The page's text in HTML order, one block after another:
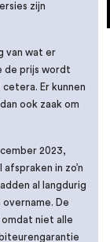
zijn
van wat er
de prijs wordt
Er kunnen
ook zaak om
2023,
afspraken in zo’n
al langdurig
De
niet alle